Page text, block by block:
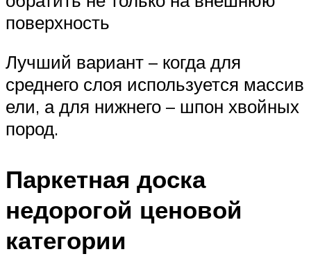
поверхность
Лучший вариант – когда для
среднего слоя используется массив
ели, а для нижнего – шпон хвойных
пород.
Паркетная доска
недорогой ценовой
категории